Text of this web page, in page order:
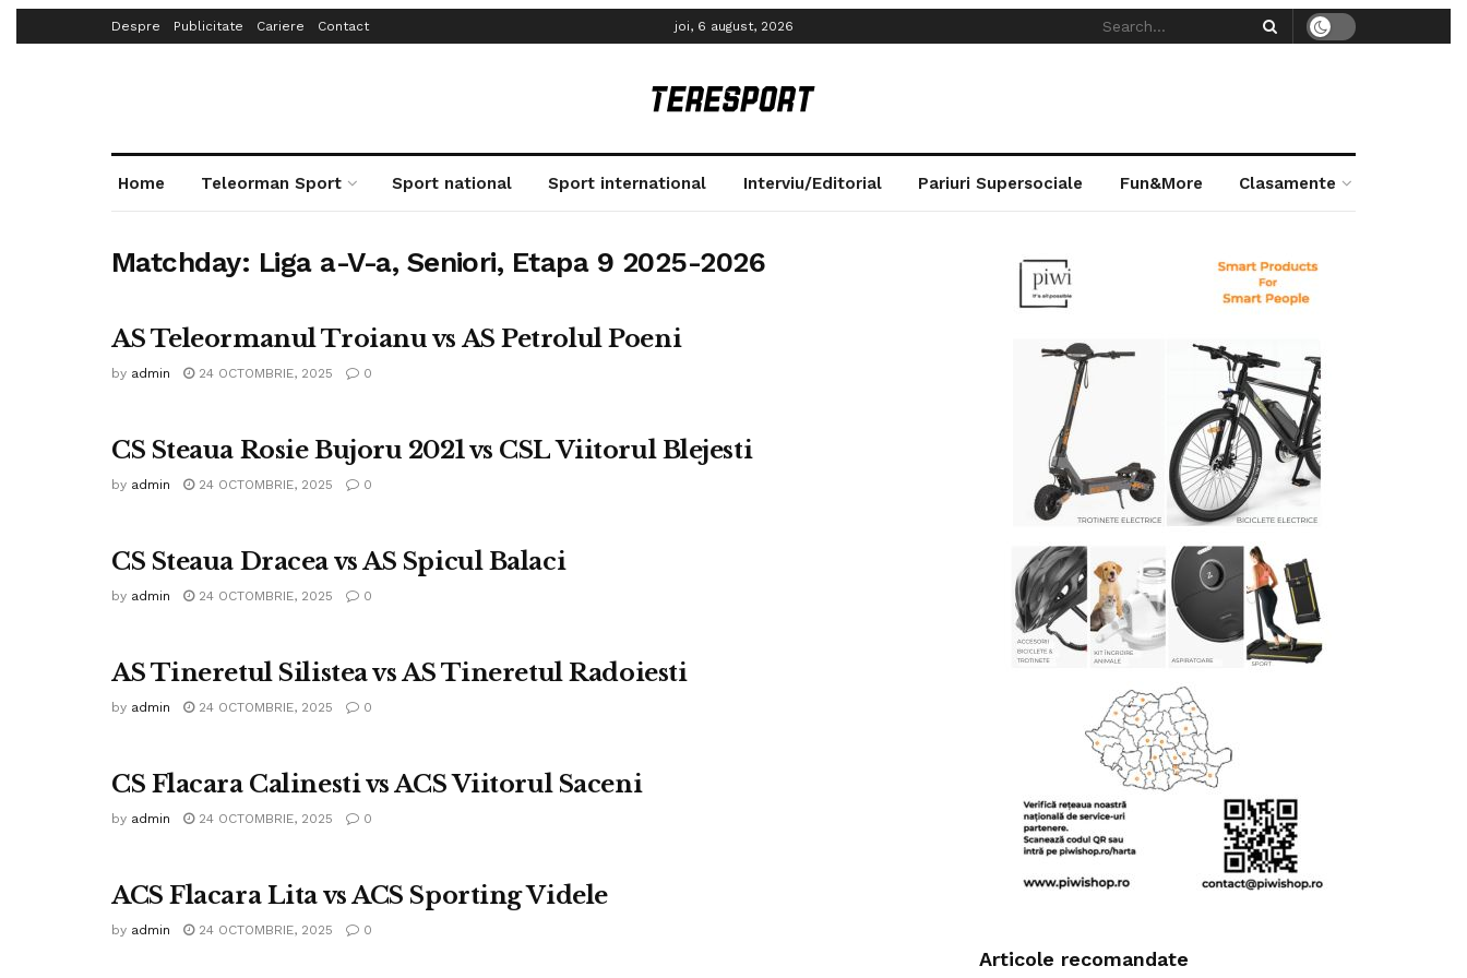
Despre Publicitate Cariere Contact joi, 6 august, 2026
Home Teleorman Sport Sport national Sport international Interviu/Editorial Pariuri Supersociale Fun&More Clasamente
Matchday: Liga a-V-a, Seniori, Etapa 9 2025-2026
AS Teleormanul Troianu vs AS Petrolul Poeni
by admin 24 OCTOMBRIE, 2025 0
CS Steaua Rosie Bujoru 2021 vs CSL Viitorul Blejesti
by admin 24 OCTOMBRIE, 2025 0
CS Steaua Dracea vs AS Spicul Balaci
by admin 24 OCTOMBRIE, 2025 0
AS Tineretul Silistea vs AS Tineretul Radoiesti
by admin 24 OCTOMBRIE, 2025 0
CS Flacara Calinesti vs ACS Viitorul Saceni
by admin 24 OCTOMBRIE, 2025 0
ACS Flacara Lita vs ACS Sporting Videle
by admin 24 OCTOMBRIE, 2025 0
Articole recomandate